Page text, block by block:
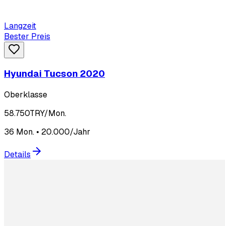
Langzeit
Bester Preis
Hyundai Tucson 2020
Oberklasse
58.750TRY/Mon.
36 Mon. • 20.000/Jahr
Details